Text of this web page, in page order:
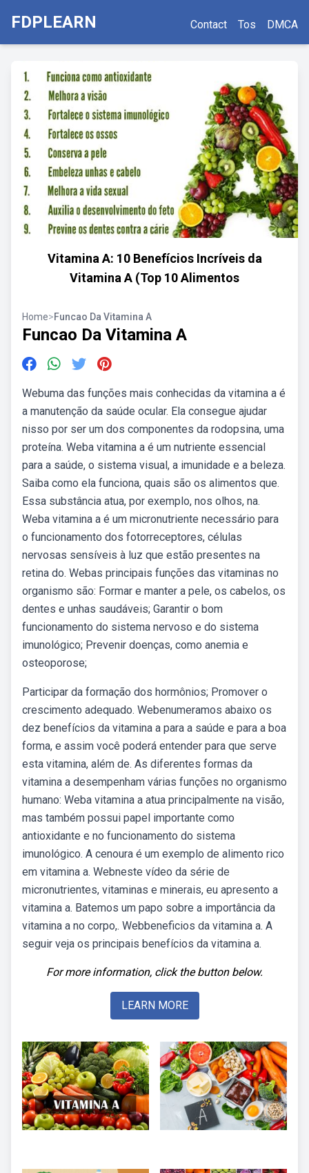
FDPLEARN Contact Tos DMCA
Vitamina A: 10 Benefícios Incríveis da
Vitamina A (Top 10 Alimentos
Home>Funcao Da Vitamina A
Funcao Da Vitamina A
Webuma das funções mais conhecidas da vitamina a é
a manutenção da saúde ocular. Ela consegue ajudar
nisso por ser um dos componentes da rodopsina, uma
proteína. Weba vitamina a é um nutriente essencial
para a saúde, o sistema visual, a imunidade e a beleza.
Saiba como ela funciona, quais são os alimentos que.
Essa substância atua, por exemplo, nos olhos, na.
Weba vitamina a é um micronutriente necessário para
o funcionamento dos fotorreceptores, células
nervosas sensíveis à luz que estão presentes na
retina do. Webas principais funções das vitaminas no
organismo são: Formar e manter a pele, os cabelos, os
dentes e unhas saudáveis; Garantir o bom
funcionamento do sistema nervoso e do sistema
imunológico; Prevenir doenças, como anemia e
osteoporose;
Participar da formação dos hormônios; Promover o
crescimento adequado. Webenumeramos abaixo os
dez benefícios da vitamina a para a saúde e para a boa
forma, e assim você poderá entender para que serve
esta vitamina, além de. As diferentes formas da
vitamina a desempenham várias funções no organismo
humano: Weba vitamina a atua principalmente na visão,
mas também possui papel importante como
antioxidante e no funcionamento do sistema
imunológico. A cenoura é um exemplo de alimento rico
em vitamina a. Webneste vídeo da série de
micronutrientes, vitaminas e minerais, eu apresento a
vitamina a. Batemos um papo sobre a importância da
vitamina a no corpo,. Webbeneficios da vitamina a. A
seguir veja os principais benefícios da vitamina a.
For more information, click the button below.
LEARN MORE